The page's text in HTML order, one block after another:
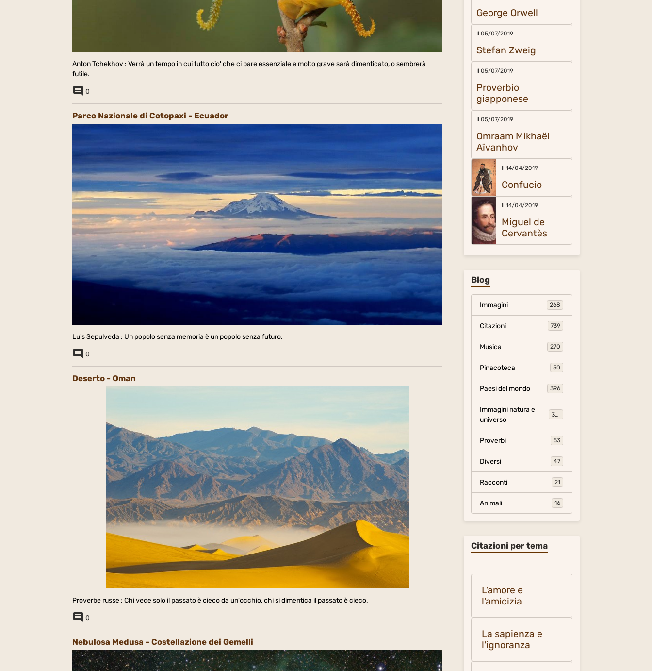
Anton Tchekhov : Verrà un tempo in cui tutto cio' che ci pare essenziale e molto grave sarà dimenticato, o sembrerà
futile.
0
Parco Nazionale di Cotopaxi - Ecuador
Luis Sepulveda : Un popolo senza memoria è un popolo senza futuro.
0
Deserto - Oman
Proverbe russe : Chi vede solo il passato è cieco da un'occhio, chi si dimentica il passato è cieco.
0
Nebulosa Medusa - Costellazione dei Gemelli
George Orwell
Il 05/07/2019
Stefan Zweig
Il 05/07/2019
Proverbio
giapponese
Il 05/07/2019
Omraam Mikhaël
Aïvanhov
Il 14/04/2019
Confucio
Il 14/04/2019
Miguel de
Cervantès
Blog
Immagini 268
Citazioni 739
Musica 270
Pinacoteca 50
Paesi del mondo 396
Immagini natura e
universo
306
Proverbi 53
Diversi 47
Racconti 21
Animali 16
Citazioni per tema
L'amore e
l'amicizia
La sapienza e
l'ignoranza